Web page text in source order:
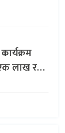
लाख र…